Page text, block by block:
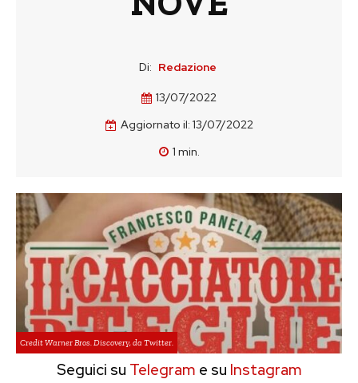
Di: Redazione
13/07/2022
Aggiornato il: 13/07/2022
1 min.
Credit Warner Bros. Discovery, da Twitter.
Seguici su Telegram e su Instagram